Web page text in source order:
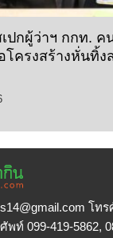
เปกผู้ว่าฯ กกท. ค
อโครงสร้างหั่นทิ้
@gmail.com โท
พท์ 099-419-5862,